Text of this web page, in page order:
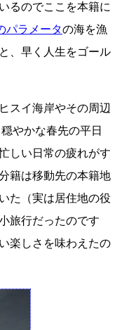
るのでここを本籍に
パラメータの海を漁
、早く人生をゴール
スイ海岸やその周辺
やかな春先の平日
しい日常の疲れがす
籍は移動先の本籍地
た（実は居住地の役
旅行だったのです
楽しさを味わえたの